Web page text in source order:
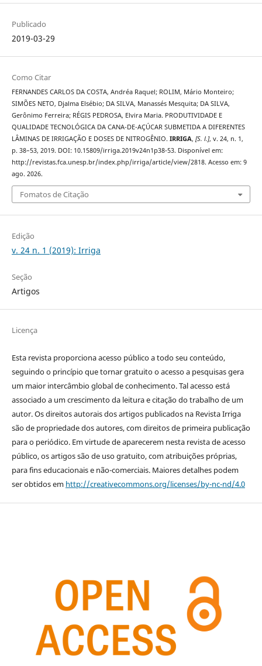
Publicado
2019-03-29
Como Citar
FERNANDES CARLOS DA COSTA, Andréa Raquel; ROLIM, Mário Monteiro;
SIMÕES NETO, Djalma Elsébio; DA SILVA, Manassés Mesquita; DA SILVA,
Gerônimo Ferreira; RÉGIS PEDROSA, Elvira Maria. PRODUTIVIDADE E
QUALIDADE TECNOLÓGICA DA CANA-DE-AÇÚCAR SUBMETIDA A DIFERENTES
LÂMINAS DE IRRIGAÇÃO E DOSES DE NITROGÊNIO. IRRIGA, [S. l.], v. 24, n. 1,
p. 38–53, 2019. DOI: 10.15809/irriga.2019v24n1p38-53. Disponível em:
http://revistas.fca.unesp.br/index.php/irriga/article/view/2818. Acesso em: 9
ago. 2026.
Fomatos de Citação
Edição
v. 24 n. 1 (2019): Irriga
Seção
Artigos
Licença
Esta revista proporciona acesso público a todo seu conteúdo,
seguindo o princípio que tornar gratuito o acesso a pesquisas gera
um maior intercâmbio global de conhecimento. Tal acesso está
associado a um crescimento da leitura e citação do trabalho de um
autor. Os direitos autorais dos artigos publicados na Revista Irriga
são de propriedade dos autores, com direitos de primeira publicação
para o periódico. Em virtude de aparecerem nesta revista de acesso
público, os artigos são de uso gratuito, com atribuições próprias,
para fins educacionais e não-comerciais. Maiores detalhes podem
ser obtidos em http://creativecommons.org/licenses/by-nc-nd/4.0